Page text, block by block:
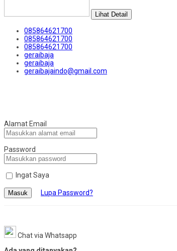
Lihat Detail
085864621700
085864621700
085864621700
geraibaja
geraibaja
geraibajaindo@gmail.com
Alamat Email
Password
Ingat Saya
Masuk Lupa Password?
Chat via Whatsapp